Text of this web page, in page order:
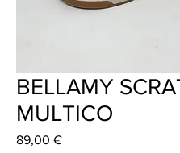
BELLAMY
MULTICO
89,00 €Prix